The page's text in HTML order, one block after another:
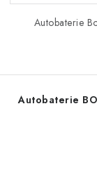
Autobaterie
Autobaterie